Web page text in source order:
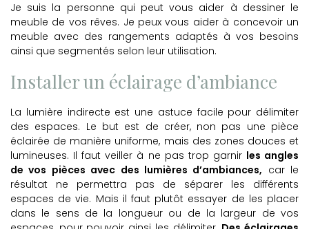
Je suis la personne qui peut vous aider à dessiner le
meuble de vos rêves. Je peux vous aider à concevoir un
meuble avec des rangements adaptés à vos besoins
ainsi que segmentés selon leur utilisation.
Installer un éclairage d’ambiance
La lumière indirecte est une astuce facile pour délimiter
des espaces. Le but est de créer, non pas une pièce
éclairée de manière uniforme, mais des zones douces et
lumineuses. Il faut veiller à ne pas trop garnir les angles
de vos pièces avec des lumières d’ambiances, car le
résultat ne permettra pas de séparer les différents
espaces de vie. Mais il faut plutôt essayer de les placer
dans le sens de la longueur ou de la largeur de vos